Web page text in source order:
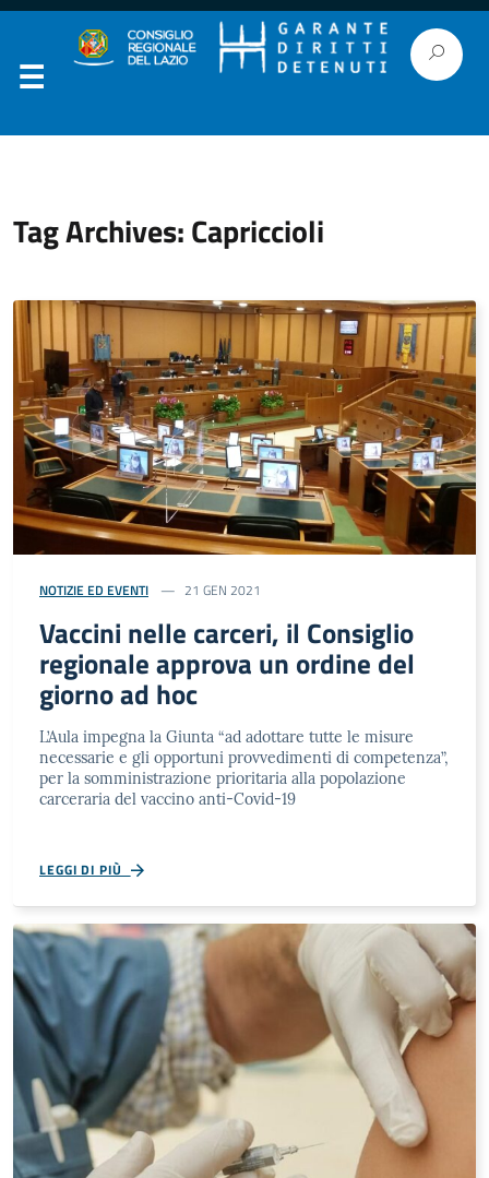
Tag Archives: Capriccioli
NOTIZIE ED EVENTI 21 GEN 2021
Vaccini nelle carceri, il Consiglio
regionale approva un ordine del
giorno ad hoc
L’Aula impegna la Giunta “ad adottare tutte le misure
necessarie e gli opportuni provvedimenti di competenza”,
per la somministrazione prioritaria alla popolazione
carceraria del vaccino anti-Covid-19
LEGGI DI PIÙ